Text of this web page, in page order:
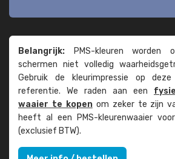
Belangrijk: PMS-kleuren worden
schermen niet volledig
Gebruik de kleur­impressie op
referentie. We raden aan een
waaier te kopenom zeker te zijn
heeft al een PMS-kleuren­waaier voor
(exclusief BTW).